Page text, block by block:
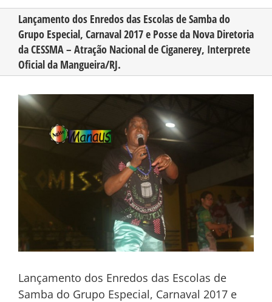
CONHEÇA O AMAZONAS
PUBLICIDADE
Lançamento dos Enredos das Escolas de Samba do
Grupo Especial, Carnaval 2017 e Posse da Nova Diretoria
da CESSMA – Atração Nacional de Ciganerey, Interprete
Oficial da Mangueira/RJ.
View
Larger
Image
Lançamento dos Enredos das Escolas de
Samba do Grupo Especial, Carnaval 2017 e